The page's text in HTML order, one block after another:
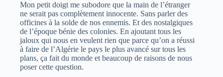
Mon petit doigt me subodore que la main de l’étranger
ne serait pas complètement innocente. Sans parler des
officines à la solde de nos ennemis. Et des nostalgiques
de l’époque bénie des colonies. En ajoutant tous les
jaloux qui nous en veulent rien que parce qu’on a réussi
à faire de l’Algérie le pays le plus avancé sur tous les
plans, ça fait du monde et beaucoup de raisons de nous
poser cette question.